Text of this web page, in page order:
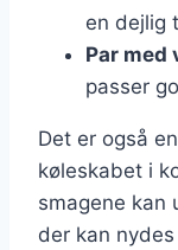
en dejlig
Par med
passer
Det er også
køleskabet i
smagene kan
der kan